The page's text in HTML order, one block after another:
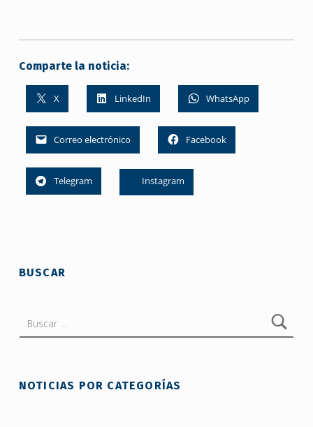
Comparte la noticia:
X LinkedIn WhatsApp
Correo electrónico Facebook
Telegram Instagram
BUSCAR
NOTICIAS POR CATEGORÍAS